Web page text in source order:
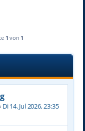
1 von 1
Di 14. Jul 2026, 23:35